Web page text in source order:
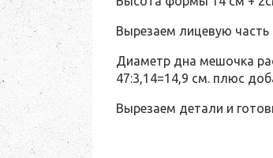
Вырезаем лицевую
Диаметр дна мешочка
47:3,14=14,9 см. плюс
Вырезаем детали и